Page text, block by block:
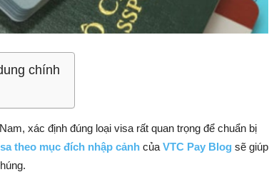
chính
xác định đúng loại visa rất quan trọng để chuẩn bị
theo mục đích nhập cảnh của VTC Pay Blog sẽ giúp